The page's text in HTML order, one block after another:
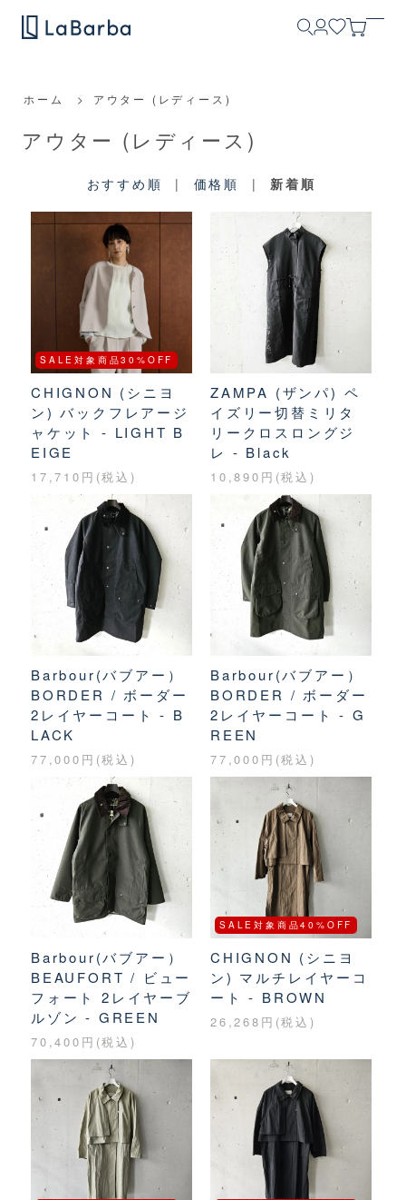
ホーム > アウター (レディース)
アウター (レディース)
おすすめ順 | 価格順 | 新着順
SALE対象商品30%OFF
CHIGNON (シニヨ
ン) バックフレアージ
ャケット - LIGHT B
EIGE
17,710円(税込)
ZAMPA (ザンパ) ペ
イズリー切替ミリタ
リークロスロングジ
レ - Black
10,890円(税込)
Barbour(バブアー）
BORDER / ボーダー
2レイヤーコート - B
LACK
77,000円(税込)
Barbour(バブアー）
BORDER / ボーダー
2レイヤーコート - G
REEN
77,000円(税込)
Barbour(バブアー）
BEAUFORT / ビュー
フォート 2レイヤーブ
ルゾン - GREEN
70,400円(税込)
SALE対象商品40%OFF
CHIGNON (シニヨ
ン) マルチレイヤーコ
ート - BROWN
26,268円(税込)